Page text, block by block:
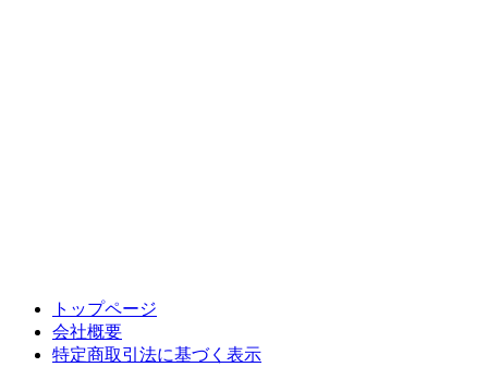
トップページ
会社概要
特定商取引法に基づく表示